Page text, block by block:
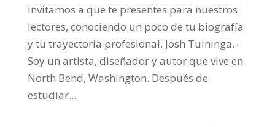
invitamos a que te presentes para nuestros
lectores, conociendo un poco de tu biografía
y tu trayectoria profesional. Josh Tuininga.-
Soy un artista, diseñador y autor que vive en
North Bend, Washington. Después de
estudiar...